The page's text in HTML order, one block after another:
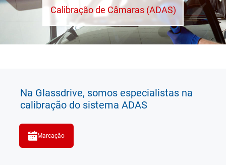
Calibração de Câmaras (ADAS)
Na Glassdrive, somos especialistas na
calibração do sistema ADAS
Marcação